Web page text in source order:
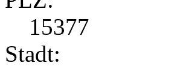
15377
Stadt: